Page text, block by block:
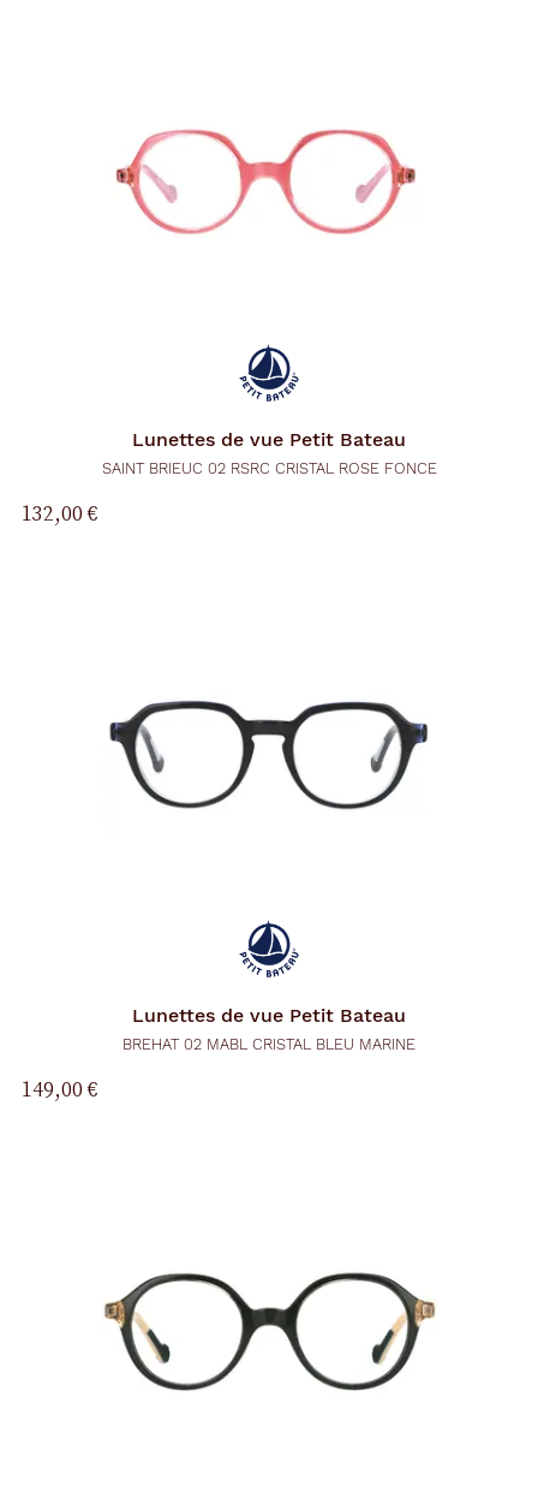
Lunettes de vue Petit Bateau
SAINT BRIEUC 02 RSRC CRISTAL ROSE FONCE
132,00 €
Lunettes de vue Petit Bateau
BREHAT 02 MABL CRISTAL BLEU MARINE
149,00 €